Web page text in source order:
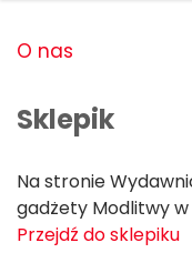
O nas
Sklepik
Na stronie
gadżety Modlitwy
Przejdź do sklepiku